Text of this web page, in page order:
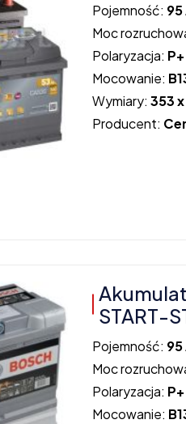
Pojemność: 95
Moc
Polaryzacja: P+
Mocowanie:
Wymiary:353 x
Producent:
START-
Pojemność: 95
Moc
Polaryzacja: P+
Mocowanie: